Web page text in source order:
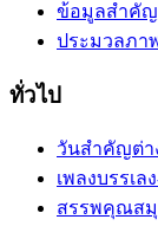
ข้อมูลสำคัญ
ประมวลภา
ทั่วไป
วันสำคัญต่า
เพลงบรรเ
สรรพคุณสมุ